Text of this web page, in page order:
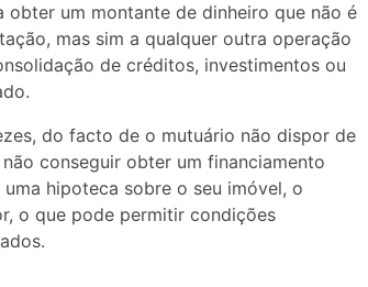
um montante de dinheiro que não é
mas sim a qualquer outra operação
de créditos, investimentos ou
do facto de o mutuário não dispor de
conseguir obter um financiamento
hipoteca sobre o seu imóvel, o
o que pode permitir condições